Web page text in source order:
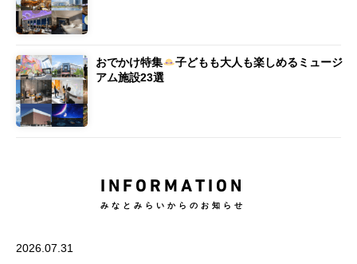
おでかけ特集
子どもも大人も楽しめるミュージ
アム施設23選
INFORMATION
みなとみらいからのお知らせ
2026.07.31